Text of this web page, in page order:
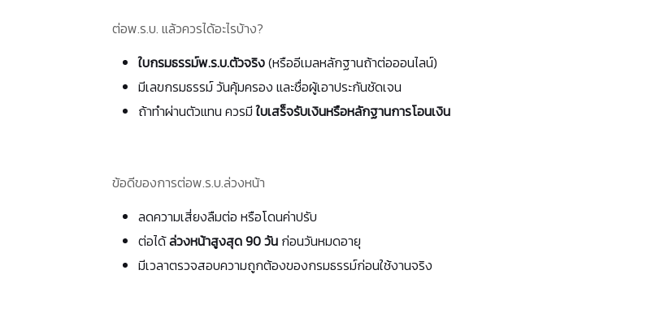
ต่อพ.ร.บ. แล้วควรได้อะไรบ้าง?
ใบกรมธรรม์พ.ร.บ.ตัวจริง(หรืออีเมลหลักฐานถ้าต่อออนไลน์)
มีเลขกรมธรรม์ วันคุ้มครอง และชื่อผู้เอาประกันชัดเจน
ถ้าทำผ่านตัวแทน ควรมีใบเสร็จรับเงินหรือหลักฐานการโอนเงิน
ข้อดีของการต่อพ.ร.บ.ล่วงหน้า
ลดความเสี่ยงลืมต่อ หรือโดนค่าปรับ
ต่อได้ล่วงหน้าสูงสุด 90 วัน ก่อนวันหมดอายุ
มีเวลาตรวจสอบความถูกต้องของกรมธรรม์ก่อนใช้งานจริง